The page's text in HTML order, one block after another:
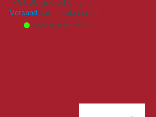
7% USt. sind schon drin –
Versand kommt obendrauf.
sofort verfügbar